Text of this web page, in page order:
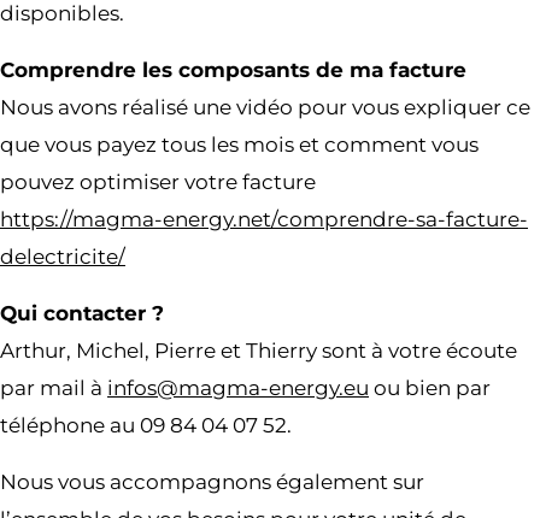
disponibles.
Comprendre les composants de ma facture
Nous avons réalisé une vidéo pour vous expliquer ce
que vous payez tous les mois et comment vous
pouvez optimiser votre facture
https://magma-energy.net/comprendre-sa-facture-
delectricite/
Qui contacter ?
Arthur, Michel, Pierre et Thierry sont à votre écoute
par mail à infos@magma-energy.eu ou bien par
téléphone au 09 84 04 07 52.
Nous vous accompagnons également sur